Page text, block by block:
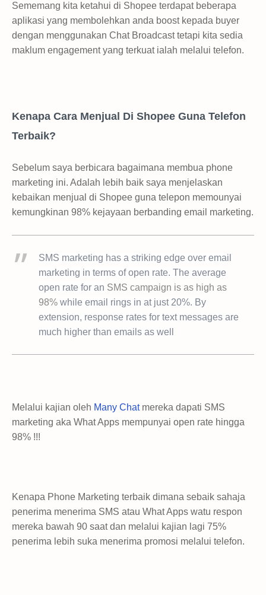
Sememang kita ketahui di Shopee terdapat beberapa
aplikasi yang membolehkan anda boost kepada buyer
dengan menggunakan Chat Broadcast tetapi kita sedia
maklum engagement yang terkuat ialah melalui telefon.
Kenapa Cara Menjual Di Shopee Guna Telefon
Terbaik?
Sebelum saya berbicara bagaimana membua phone
marketing ini. Adalah lebih baik saya menjelaskan
kebaikan menjual di Shopee guna telepon memounyai
kemungkinan 98% kejayaan berbanding email marketing.
SMS marketing has a striking edge over email
marketing in terms of open rate. The average
open rate for an SMS campaign is as high as
98% while email rings in at just 20%. By
extension, response rates for text messages are
much higher than emails as well
Melalui kajian oleh Many Chatmereka dapati SMS
marketing aka What Apps mempunyai open rate hingga
98% !!!
Kenapa Phone Marketing terbaik dimana sebaik sahaja
penerima menerima SMS atau What Apps watu respon
mereka bawah 90 saat dan melalui kajian lagi 75%
penerima lebih suka menerima promosi melalui telefon.